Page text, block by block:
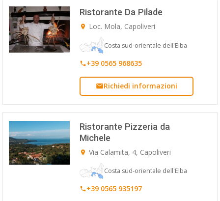
Ristorante Da Pilade
Loc. Mola, Capoliveri
Costa sud-orientale dell'Elba
+39 0565 968635
Richiedi informazioni
Ristorante Pizzeria da
Michele
Via Calamita, 4, Capoliveri
Costa sud-orientale dell'Elba
+39 0565 935197